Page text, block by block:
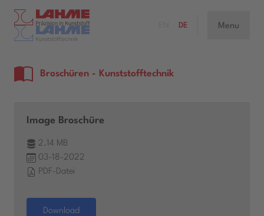
DE Menu
Broschüren - Kunststofftechnik
Image Broschüre
2.14 MB
03-18-2022
PDF-Datei
Download